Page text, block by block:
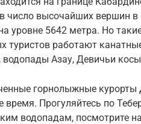
число высочайших вершин
уровне 5642 метра. Но
туристов работают
водопады Азау, Девичьи
горнолыжные
время. Прогуляйтесь по
водопадам, посмотрите